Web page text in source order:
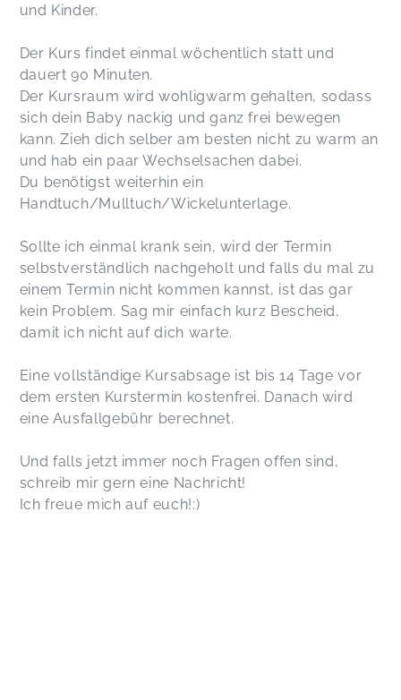
und Kinder.
Der Kurs findet einmal wöchentlich statt und
dauert 90 Minuten.
Der Kursraum wird wohligwarm gehalten, sodass
sich dein Baby nackig und ganz frei bewegen
kann. Zieh dich selber am besten nicht zu warm an
und hab ein paar Wechselsachen dabei.
Du benötigst weiterhin ein
Handtuch/Mulltuch/Wickelunterlage.
Sollte ich einmal krank sein, wird der Termin
selbstverständlich nachgeholt und falls du mal zu
einem Termin nicht kommen kannst, ist das gar
kein Problem. Sag mir einfach kurz Bescheid,
damit ich nicht auf dich warte.
Eine vollständige Kursabsage ist bis 14 Tage vor
dem ersten Kurstermin kostenfrei. Danach wird
eine Ausfallgebühr berechnet.
Und falls jetzt immer noch Fragen offen sind,
schreib mir gern eine Nachricht!
Ich freue mich auf euch!:)